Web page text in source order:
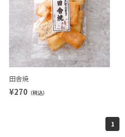
田舎焼
¥270（税込）
1